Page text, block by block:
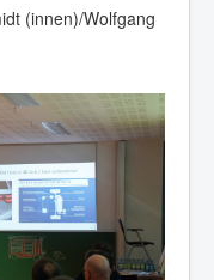
(innen)/Wolfgang